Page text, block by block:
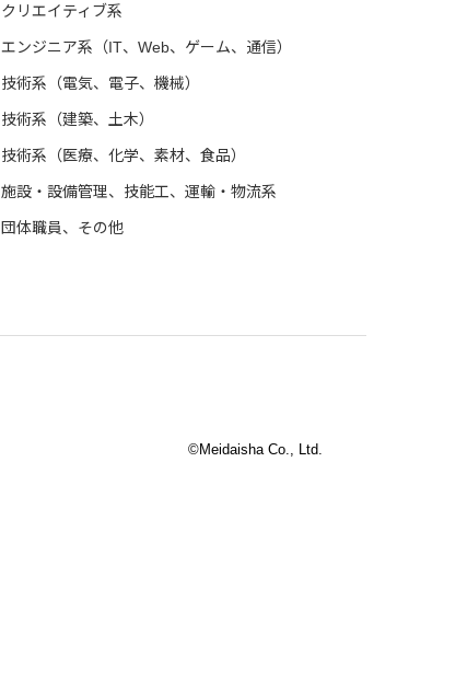
クリエイティブ系
エンジニア系（IT、Web、ゲーム、通信）
技術系（電気、電子、機械）
技術系（建築、土木）
技術系（医療、化学、素材、食品）
施設・設備管理、技能工、運輸・物流系
団体職員、その他
©Meidaisha Co., Ltd.